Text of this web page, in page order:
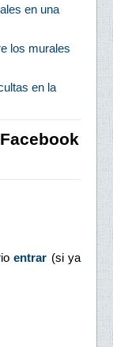
en una
los murales
en la
entrar (si ya